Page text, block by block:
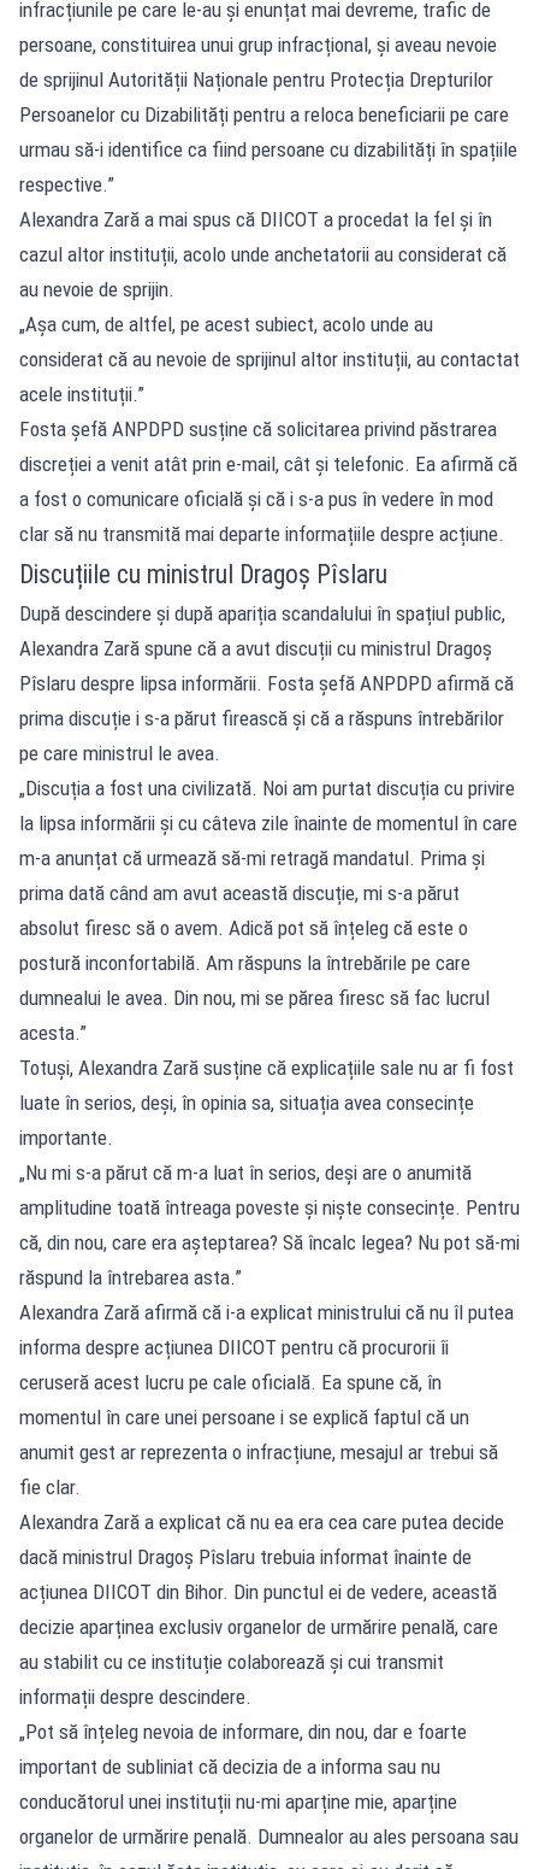
infracțiunile pe care le-au și enunțat mai devreme, trafic de
persoane, constituirea unui grup infracțional, și aveau nevoie
de sprijinul Autorității Naționale pentru Protecția Drepturilor
Persoanelor cu Dizabilități pentru a reloca beneficiarii pe care
urmau să-i identifice ca fiind persoane cu dizabilități în spațiile
respective.”
Alexandra Zară a mai spus că DIICOT a procedat la fel și în
cazul altor instituții, acolo unde anchetatorii au considerat că
au nevoie de sprijin.
„Așa cum, de altfel, pe acest subiect, acolo unde au
considerat că au nevoie de sprijinul altor instituții, au contactat
acele instituții.”
Fosta șefă ANPDPD susține că solicitarea privind păstrarea
discreției a venit atât prin e-mail, cât și telefonic. Ea afirmă că
a fost o comunicare oficială și că i s-a pus în vedere în mod
clar să nu transmită mai departe informațiile despre acțiune.
Discuțiile cu ministrul Dragoș Pîslaru
După descindere și după apariția scandalului în spațiul public,
Alexandra Zară spune că a avut discuții cu ministrul Dragoș
Pîslaru despre lipsa informării. Fosta șefă ANPDPD afirmă că
prima discuție i s-a părut firească și că a răspuns întrebărilor
pe care ministrul le avea.
„Discuția a fost una civilizată. Noi am purtat discuția cu privire
la lipsa informării și cu câteva zile înainte de momentul în care
m-a anunțat că urmează să-mi retragă mandatul. Prima și
prima dată când am avut această discuție, mi s-a părut
absolut firesc să o avem. Adică pot să înțeleg că este o
postură inconfortabilă. Am răspuns la întrebările pe care
dumnealui le avea. Din nou, mi se părea firesc să fac lucrul
acesta.”
Totuși, Alexandra Zară susține că explicațiile sale nu ar fi fost
luate în serios, deși, în opinia sa, situația avea consecințe
importante.
„Nu mi s-a părut că m-a luat în serios, deși are o anumită
amplitudine toată întreaga poveste și niște consecințe. Pentru
că, din nou, care era așteptarea? Să încalc legea? Nu pot să-mi
răspund la întrebarea asta.”
Alexandra Zară afirmă că i-a explicat ministrului că nu îl putea
informa despre acțiunea DIICOT pentru că procurorii îi
ceruseră acest lucru pe cale oficială. Ea spune că, în
momentul în care unei persoane i se explică faptul că un
anumit gest ar reprezenta o infracțiune, mesajul ar trebui să
fie clar.
Alexandra Zară a explicat că nu ea era cea care putea decide
dacă ministrul Dragoș Pîslaru trebuia informat înainte de
acțiunea DIICOT din Bihor. Din punctul ei de vedere, această
decizie aparținea exclusiv organelor de urmărire penală, care
au stabilit cu ce instituție colaborează și cui transmit
informații despre descindere.
„Pot să înțeleg nevoia de informare, din nou, dar e foarte
important de subliniat că decizia de a informa sau nu
conducătorul unei instituții nu-mi aparține mie, aparține
organelor de urmărire penală. Dumnealor au ales persoana sau